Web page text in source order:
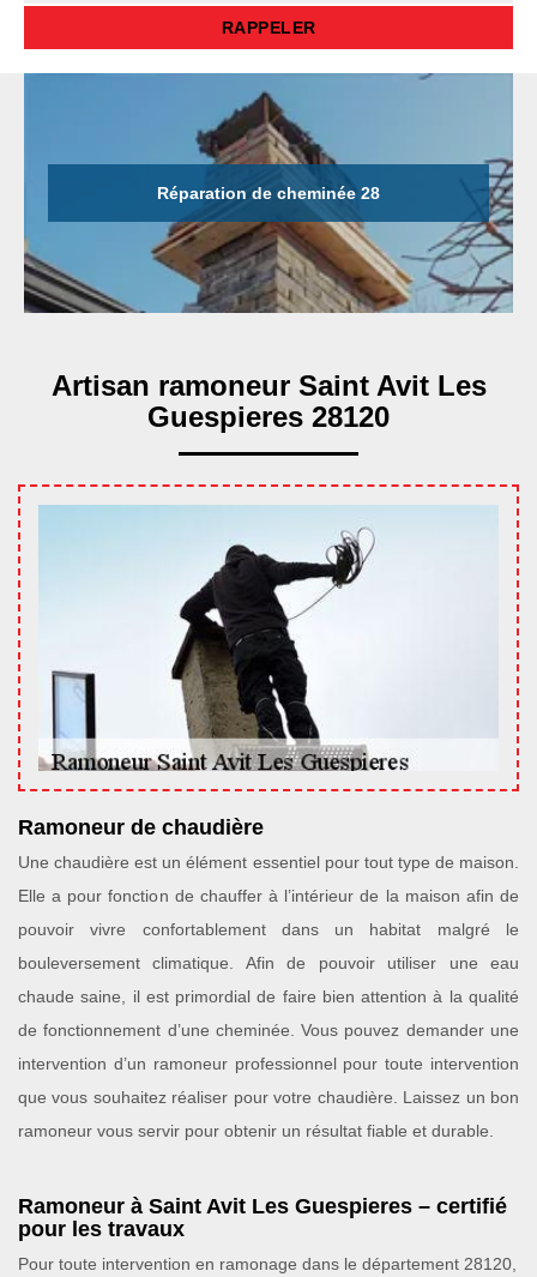
Réparation de cheminée 28
Artisan ramoneur Saint Avit Les
Guespieres 28120
Ramoneur de chaudière
Une chaudière est un élément essentiel pour tout type de maison.
Elle a pour fonction de chauffer à l’intérieur de la maison afin de
pouvoir vivre confortablement dans un habitat malgré le
bouleversement climatique. Afin de pouvoir utiliser une eau
chaude saine, il est primordial de faire bien attention à la qualité
de fonctionnement d’une cheminée. Vous pouvez demander une
intervention d’un ramoneur professionnel pour toute intervention
que vous souhaitez réaliser pour votre chaudière. Laissez un bon
ramoneur vous servir pour obtenir un résultat fiable et durable.
Ramoneur à Saint Avit Les Guespieres – certifié
pour les travaux
Pour toute intervention en ramonage dans le département 28120,